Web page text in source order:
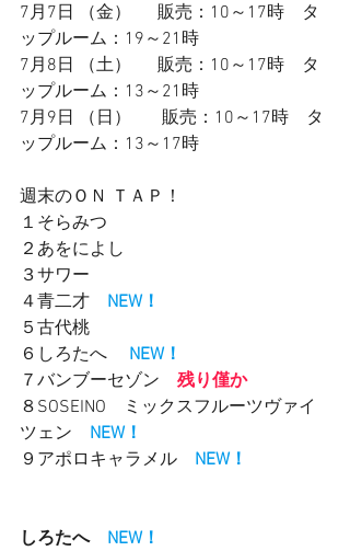
7月7日 （金） 　 販売：10～17時　タ
ップルーム：19～21時
7月8日 （土） 販売：10～17時　タ
ップルーム：13～21時
7月9日 （日）       販売：10～17時　タ
ップルーム：13～17時
週末のＯＮ ＴＡＰ！
１そらみつ
２あをによし
３サワー
４青二才 NEW！
５古代桃
６しろたへ NEW！
７バンブーセゾン 残り僅か
８SOSEINO　ミックスフルーツヴァイ
ツェン NEW！
９アポロキャラメル NEW！
しろたへ NEW！